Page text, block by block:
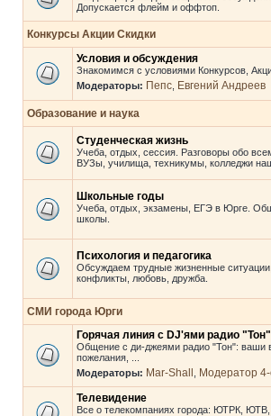
Допускается флейм и оффтоп.
Конкурсы Акции Скидки
Условия и обсуждения
Знакомимся с условиями Конкурсов,
Модераторы: Пепс Евгений Андреев
Образование и наука
Студенческая жизнь
Учеба, отдых, сессия. Разговоры обо
ВУЗы, училища, техникумы, колледжи
Школьные годы
Учеба, отдых, экзамены, ЕГЭ в Юрге.
школы.
Психология и педагогика
Обсуждаем трудные жизненные
конфликты, любовь, дружба.
СМИ города Юрги
Горячая линия с DJ'ями радио "Тон"
Общение с ди-джеями радио "Тон": ваши
пожелания, ...
Модераторы: Mar-Shall
Модератор
Телевидение
Все о телекомпаниях города: ЮТРК, ЮТВ,